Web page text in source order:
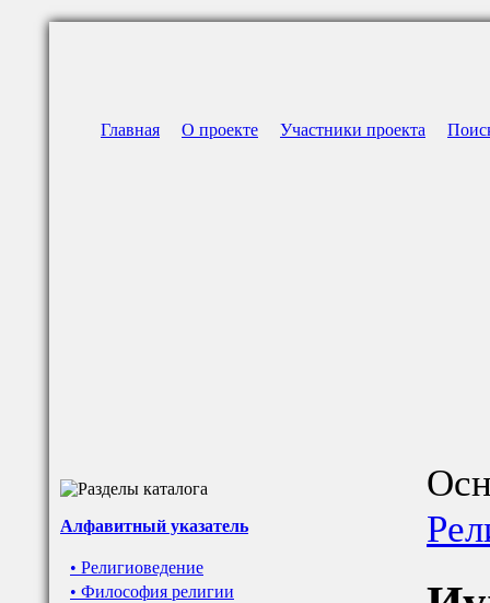
Главная О проекте Участники проекта
Алфавитный указатель
• Религиоведение
• Философия религии